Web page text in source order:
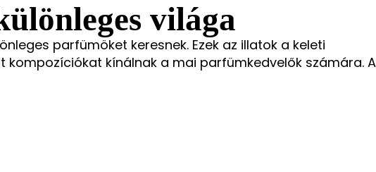
világa
parfümöket keresnek. Ezek az illatok a keleti
kínálnak a mai parfümkedvelők számára. A